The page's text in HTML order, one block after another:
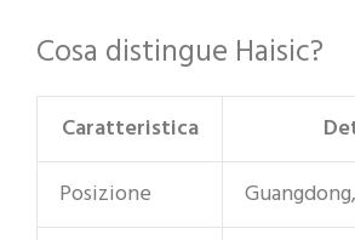
Cosa distingue Haisic?
Caratteristica
Posizione